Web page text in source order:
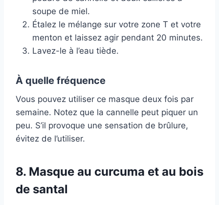
soupe de miel.
Étalez le mélange sur votre zone T et votre
menton et laissez agir pendant 20 minutes.
Lavez-le à l’eau tiède.
À quelle fréquence
Vous pouvez utiliser ce masque deux fois par
semaine. Notez que la cannelle peut piquer un
peu. S’il provoque une sensation de brûlure,
évitez de l’utiliser.
8. Masque au curcuma et au bois
de santal